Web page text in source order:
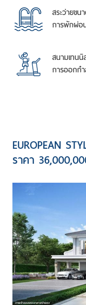
สระว่ายข
การพักผ่อ
สนามเทนนิ
การออกก
EUROPEAN
ราคา